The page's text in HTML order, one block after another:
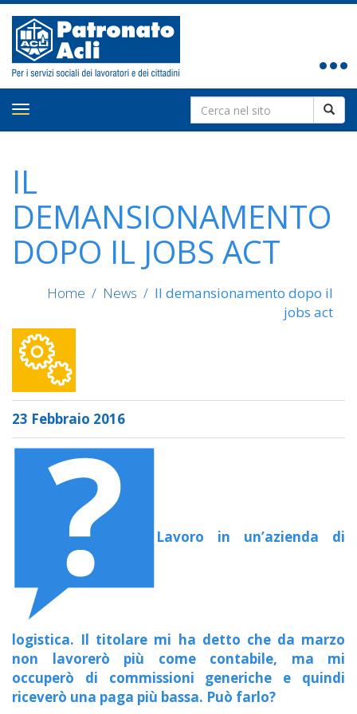
Toggle
Toggle
Search
for:
IL
DEMANSIONAMENTO
DOPO IL JOBS ACT
Home / News / Il demansionamento dopo il
jobs act
23 Febbraio 2016
Lavoro in un’azienda di
logistica. Il titolare mi ha detto che da marzo
non lavorerò più come contabile, ma mi
occuperò di commissioni generiche e quindi
riceverò una paga più bassa. Può farlo?